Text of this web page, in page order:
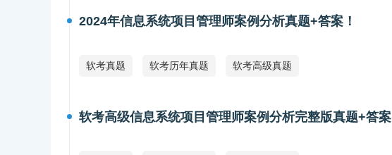
2024年信息系统项目管理师案例分析真题+答案！
软考真题 软考历年真题 软考高级真题
软考高级信息系统项目管理师案例分析完整版真题+答案